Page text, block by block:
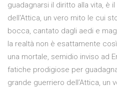
guadagnarsi il diritto alla vita, è
dell'Attica, un vero mito le cui
bocca, cantato dagli aedi e
la realtà non è esattamente
una mortale, semidio inviso ad
fatiche prodigiose per
grande guerriero dell’Attica, un